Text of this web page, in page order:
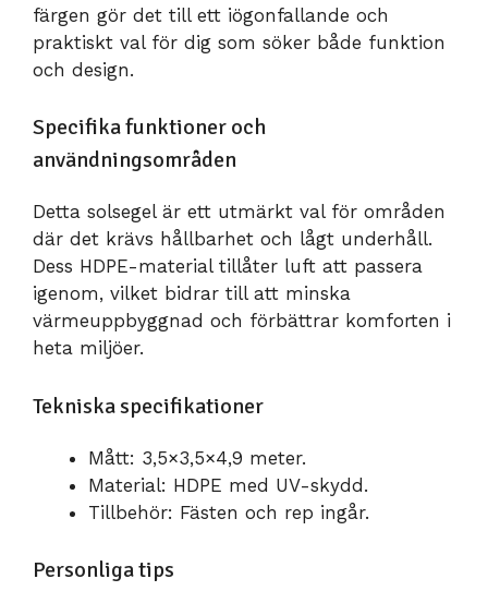
färgen gör det till ett iögonfallande och
praktiskt val för dig som söker både funktion
och design.
Specifika funktioner och
användningsområden
Detta solsegel är ett utmärkt val för områden
där det krävs hållbarhet och lågt underhåll.
Dess HDPE-material tillåter luft att passera
igenom, vilket bidrar till att minska
värmeuppbyggnad och förbättrar komforten i
heta miljöer.
Tekniska specifikationer
Mått: 3,5×3,5×4,9 meter.
Material: HDPE med UV-skydd.
Tillbehör: Fästen och rep ingår.
Personliga tips